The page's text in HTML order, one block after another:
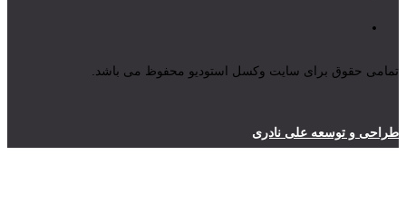
تمامی حقوق برای سایت وکسل استودیو محفوظ می باشد.
طراحی و توسعه علی نادری